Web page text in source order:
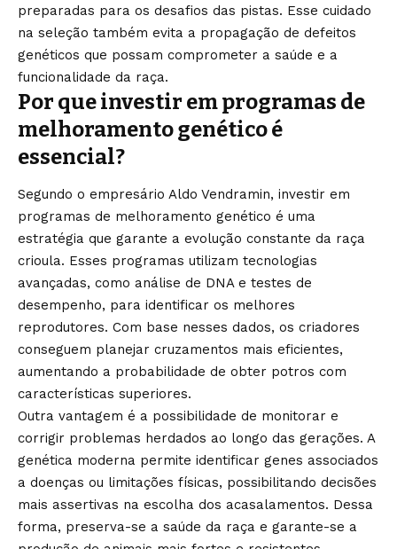
preparadas para os desafios das pistas. Esse cuidado
na seleção também evita a propagação de defeitos
genéticos que possam comprometer a saúde e a
funcionalidade da raça.
Por que investir em programas de
melhoramento genético é
essencial?
Segundo o empresário Aldo Vendramin, investir em
programas de melhoramento genético é uma
estratégia que garante a evolução constante da raça
crioula. Esses programas utilizam tecnologias
avançadas, como análise de DNA e testes de
desempenho, para identificar os melhores
reprodutores. Com base nesses dados, os criadores
conseguem planejar cruzamentos mais eficientes,
aumentando a probabilidade de obter potros com
características superiores.
Outra vantagem é a possibilidade de monitorar e
corrigir problemas herdados ao longo das gerações. A
genética moderna permite identificar genes associados
a doenças ou limitações físicas, possibilitando decisões
mais assertivas na escolha dos acasalamentos. Dessa
forma, preserva-se a saúde da raça e garante-se a